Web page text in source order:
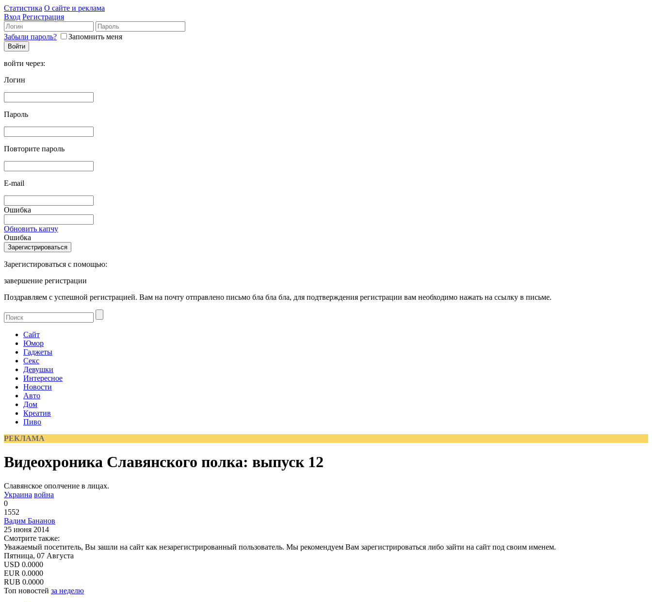
Статистика О сайте и реклама
Вход Регистрация
Забыли пароль? Запомнить меня
войти через:
Логин
Пароль
Повторите пароль
E-mail
Ошибка
Обновить капчу
Ошибка
Зарегистироваться с помощью:
завершение регистрации
Поздравляем с успешной регистрацией. Вам на почту отправлено письмо бла бла бла, для подтверждения регистрации вам необходимо нажать на ссылку в письме.
Сайт
Юмор
Гаджеты
Секс
Девушки
Интересное
Новости
Авто
Дом
Креатив
Пиво
РЕКЛАМА
Видеохроника Славянского полка: выпуск 12
Славянское ополчение в лицах.
Украина война
0
1552
Вадим Бананов
25 июня 2014
Смотрите также:
Уважаемый посетитель, Вы зашли на сайт как незарегистрированный пользователь. Мы рекомендуем Вам зарегистрироваться либо зайти на сайт под своим именем.
Пятница, 07 Августа
USD 0.0000
EUR 0.0000
RUB 0.0000
Топ новостей за неделю